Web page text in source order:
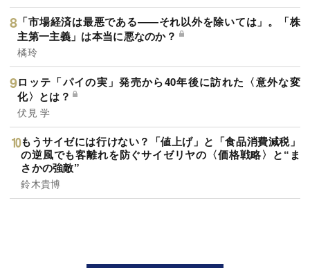
「市場経済は最悪である――それ以外を除いては」。「株
主第一主義」は本当に悪なのか？
橘玲
ロッテ「パイの実」発売から40年後に訪れた〈意外な変
化〉とは？
伏見 学
もうサイゼには行けない？「値上げ」と「食品消費減税」
の逆風でも客離れを防ぐサイゼリヤの〈価格戦略〉と“ま
さかの強敵”
鈴木貴博